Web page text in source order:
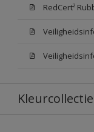
RedCert²
Kleurcollectie